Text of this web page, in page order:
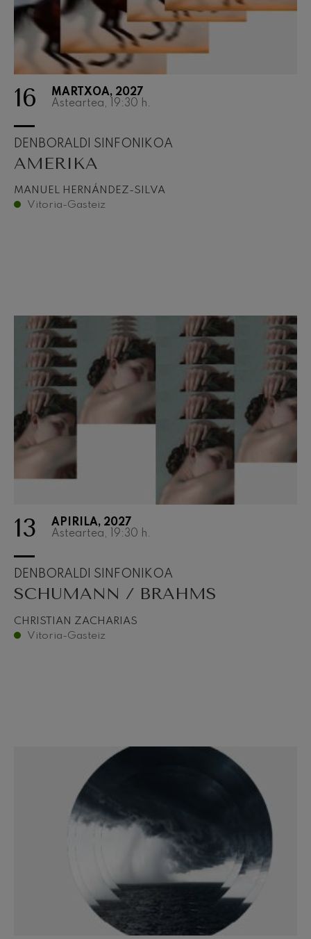
16
MARTXOA, 2027
Asteartea, 19:30 h.
DENBORALDI SINFONIKOA
AMERIKA
MANUEL HERNÁNDEZ-SILVA
Vitoria-Gasteiz
13
APIRILA, 2027
Asteartea, 19:30 h.
DENBORALDI SINFONIKOA
SCHUMANN / BRAHMS
CHRISTIAN ZACHARIAS
Vitoria-Gasteiz